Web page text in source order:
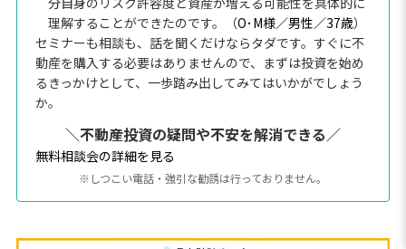
理解することができたのです。（O･M様／男性／37歳）
セミナーも相談も、話を聞くだけならタダです。すぐに不
動産を購入する必要はありませんので、まずは投資を始め
るきっかけとして、一歩踏み出してみてはいかがでしょう
か。
＼不動産投資の疑問や不安を解消できる／
無料相談会の詳細を見る
※しつこい電話・強引な勧誘は行っておりません。